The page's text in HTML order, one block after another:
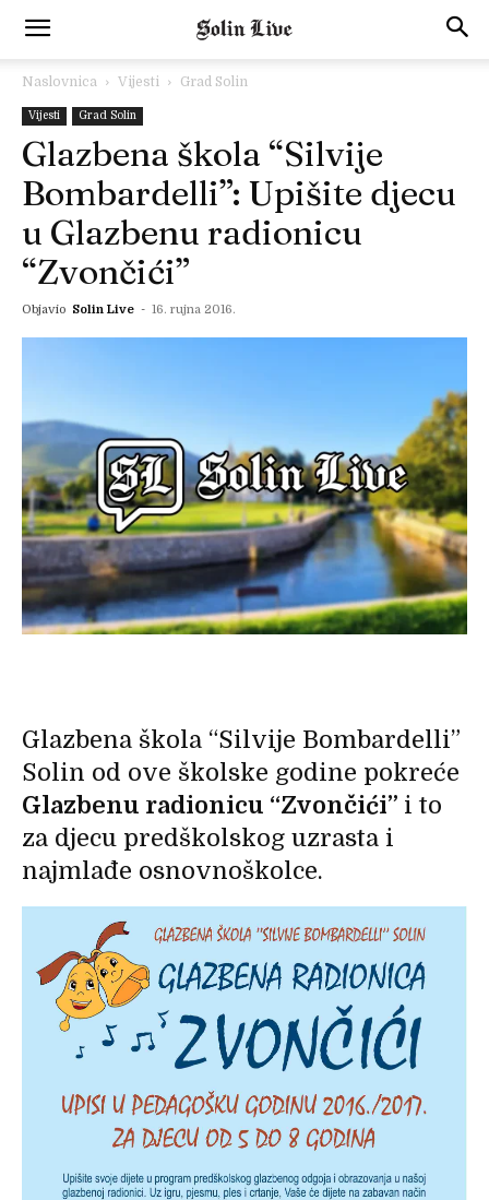
Naslovnica Vijesti Grad Solin
Vijesti Grad Solin
Glazbena škola “Silvije
Bombardelli”: Upišite djecu
u Glazbenu radionicu
“Zvončići”
Objavio Solin Live - 16. rujna 2016.
Glazbena škola “Silvije Bombardelli”
Solin od ove školske godine pokreće
Glazbenu radionicu “Zvončići” i to
za djecu predškolskog uzrasta i
najmlađe osnovnoškolce.